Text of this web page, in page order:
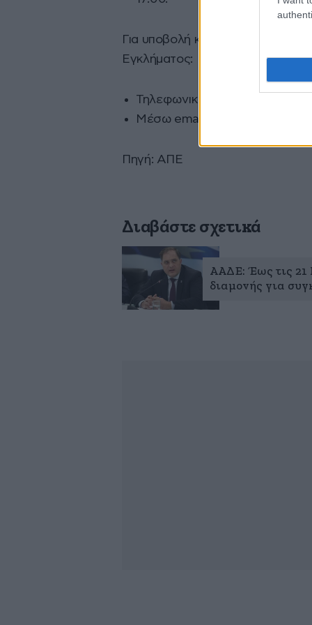
Για υποβολή καταγγελίας,
Εγκλήματος:
Τηλεφωνικά: στο 11188
Μέσω email: στο
Πηγή: ΑΠΕ
Διαβάστε σχετικά
ΑΑΔΕ: Έως τις 21
διαμονής για